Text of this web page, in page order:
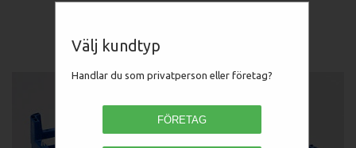
Välj kundtyp
Handlar du som privatperson eller företag?
FÖRETAG